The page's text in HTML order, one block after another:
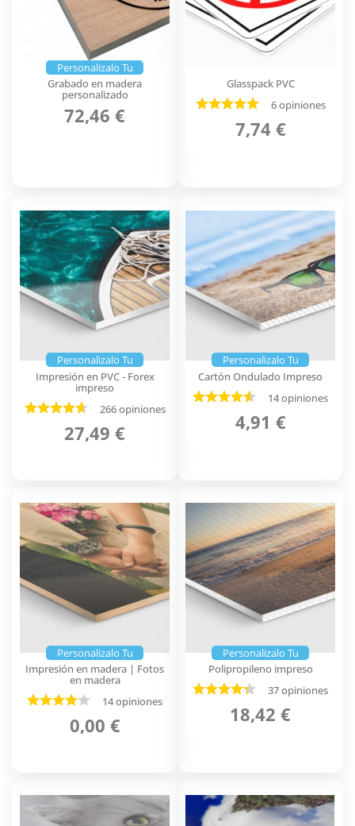
Personalizalo Tu
Grabado en madera
personalizado
72,46 €
Glasspack PVC
6 opiniones
7,74 €
Personalizalo Tu
Impresión en PVC - Forex
impreso
266 opiniones
27,49 €
Personalizalo Tu
Cartón Ondulado Impreso
14 opiniones
4,91 €
Personalizalo Tu
Impresión en madera | Fotos
en madera
14 opiniones
0,00 €
Personalizalo Tu
Polipropileno impreso
37 opiniones
18,42 €